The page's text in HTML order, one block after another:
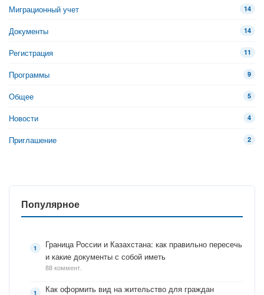
Миграционный учет 14
Документы 14
Регистрация 11
Программы 9
Общее 5
Новости 4
Приглашение 2
Популярное
Граница России и Казахстана: как правильно пересечь
и какие документы с собой иметь
88 коммент.
Как оформить вид на жительство для граждан